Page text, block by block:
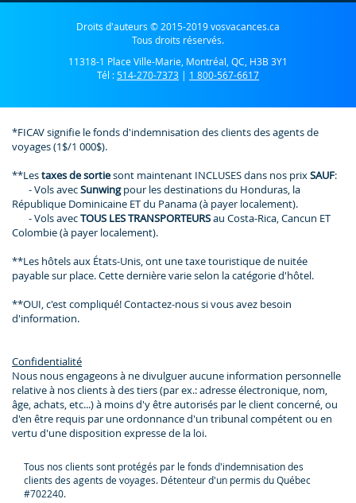
Droits d'auteurs © 2015-2019 vosvacances.ca
Tous droits réservés.
11318-1 Place Ville-Marie, Montréal, QC, H3B 3Y1
Tél :514-270-7373 | 1 800-567-6617
*FICAV signifie le fonds d'indemnisation des clients des agents de
voyages (1$/1 000$).
**Lestaxes de sortiesont maintenant INCLUSES dans nos prixSAUF:
- Vols avecSunwingpour les destinations du Honduras, la
République Dominicaine ET du Panama (à payer localement).
- Vols avecTOUS LES TRANSPORTEURSau Costa-Rica, Cancun ET
Colombie (à payer localement).
**Les hôtels aux États-Unis, ont une taxe touristique de nuitée
payable sur place. Cette dernière varie selon la catégorie d'hôtel.
**OUI, c'est compliqué! Contactez-nous si vous avez besoin
d'information.
Confidentialité
Nous nous engageons à ne divulguer aucune information personnelle
relative à nos clients à des tiers (par ex.: adresse électronique, nom,
âge, achats, etc...) à moins d'y être autorisés par le client concerné, ou
d'en être requis par une ordonnance d'un tribunal compétent ou en
vertu d'une disposition expresse de la loi.
Tous nos clients sont protégés par le fonds d'indemnisation des
clients des agents de voyages. Détenteur d'un permis du Québec
#702240.